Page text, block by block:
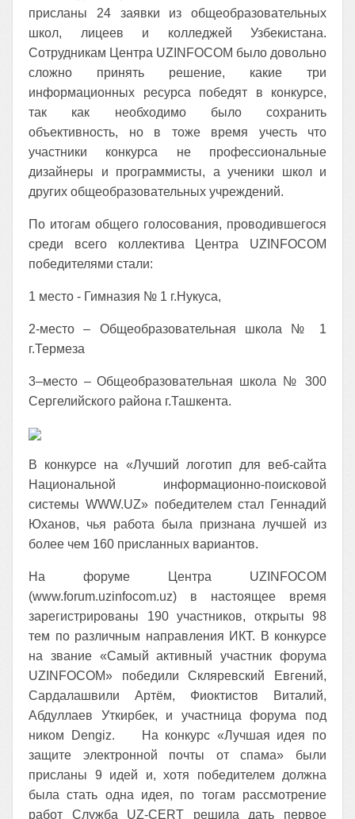
присланы 24 заявки из общеобразовательных
школ, лицеев и колледжей Узбекистана.
Сотрудникам Центра UZINFOCOM было довольно
сложно принять решение, какие три
информационных ресурса победят в конкурсе,
так как необходимо было сохранить
объективность, но в тоже время учесть что
участники конкурса не профессиональные
дизайнеры и программисты, а ученики школ и
других общеобразовательных учреждений.
По итогам общего голосования, проводившегося
среди всего коллектива Центра UZINFOCOM
победителями стали:
1 место - Гимназия № 1 г.Нукуса,
2-место – Общеобразовательная школа № 1
г.Термеза
3–место – Общеобразовательная школа № 300
Сергелийского района г.Ташкента.
В конкурсе на «Лучший логотип для веб-сайта
Национальной информационно-поисковой
системы WWW.UZ» победителем стал Геннадий
Юханов, чья работа была признана лучшей из
более чем 160 присланных вариантов.
На форуме Центра UZINFOCOM
(www.forum.uzinfocom.uz) в настоящее время
зарегистрированы 190 участников, открыты 98
тем по различным направления ИКТ. В конкурсе
на звание «Самый активный участник форума
UZINFOCOM» победили Cкляревский Евгений,
Сардалашвили Артём, Фиоктистов Виталий,
Абдуллаев Уткирбек, и участница форума под
ником Dengiz. На конкурс «Лучшая идея по
защите электронной почты от спама» были
присланы 9 идей и, хотя победителем должна
была стать одна идея, по тогам рассмотрение
работ Служба UZ-CERT решила дать первое